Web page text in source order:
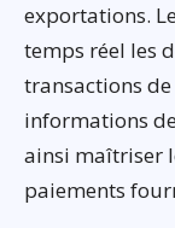
exportations.
temps réel les
transactions
informations
ainsi maîtriser
paiements